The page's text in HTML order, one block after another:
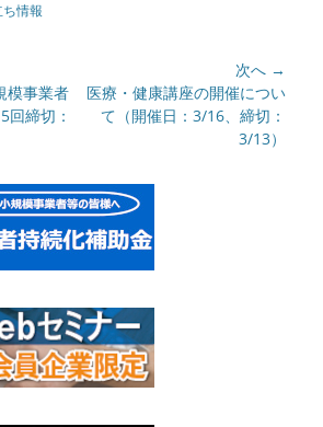
情報
模事業者
回締切：
次へ →
次
医療・健康講座の開催につい
て（開催日：3/16、締切：
3/13）